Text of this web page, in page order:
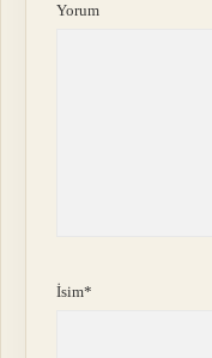
Yorum
İsim*